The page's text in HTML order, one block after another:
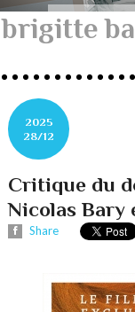
brigitte
2025
28/12
Critique du
Nicolas Bary
Share